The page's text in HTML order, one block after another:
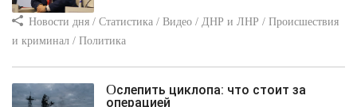
Новости дня / Статистика / Видео / ДНР и ЛНР / Происшествия
и криминал / Политика
Ослепить циклопа: что стоит за
операцией